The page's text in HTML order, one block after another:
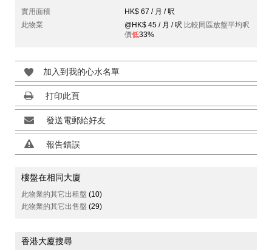
實用面積
HK$ 67 / 月 / 呎
此物業
@HK$ 45 / 月 / 呎 比較同區放盤平均呎
價低33%
加入到我的心水名單
打印此頁
發送電郵給好友
報告錯誤
樓盤在相同大廈
此物業的其它出租盤 (10)
此物業的其它出售盤 (29)
香港大廈搜尋